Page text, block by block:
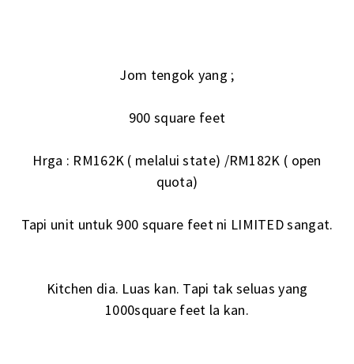
Jom tengok yang ;
900 square feet
Hrga : RM162K ( melalui state) /RM182K ( open
quota)
Tapi unit untuk 900 square feet ni LIMITED sangat.
Kitchen dia. Luas kan. Tapi tak seluas yang
1000square feet la kan.